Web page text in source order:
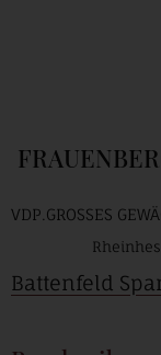
VDP.GROSSES
Battenfeld